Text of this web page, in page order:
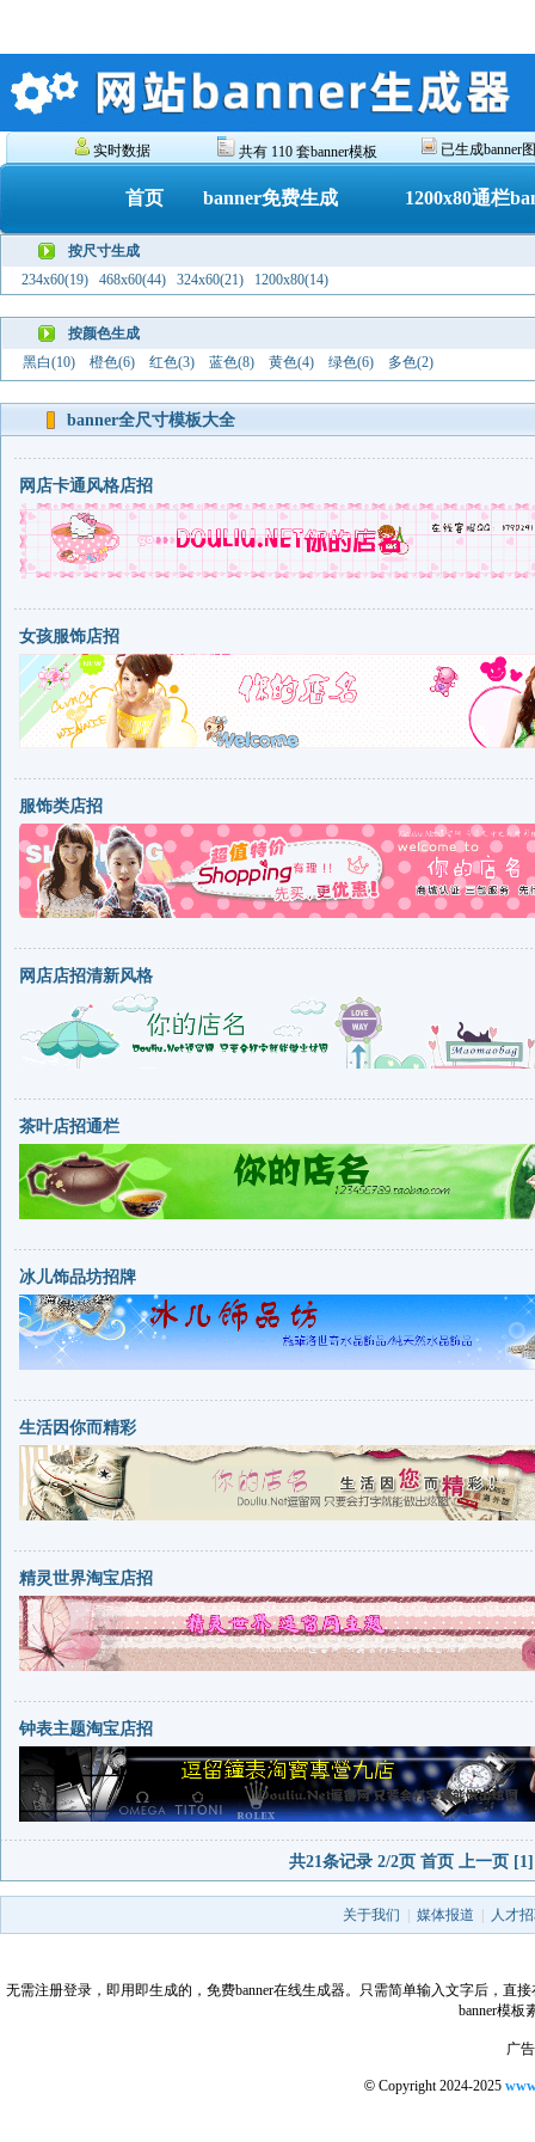
实时数据 共有 110 套banner模板 已生成banner
首页 banner免费生成 1200x80通栏
按尺寸生成
234x60(19)
468x60(44) 324x60(21) 1200x80(14)
按颜色生成
黑白(10)
橙色(6) 红色(3) 蓝色(8) 黄色(4) 绿色(6) 多色(2)
banner全尺寸模板大全
网店卡通风格店招
女孩服饰店招
服饰类店招
网店店招清新风格
茶叶店招通栏
冰儿饰品坊招牌
生活因你而精彩
精灵世界淘宝店招
钟表主题淘宝店招
共21条记录 2/2页 首页 上一页 [1]
关于我们 媒体报道 人才
无需注册登录，即用即生成的，免费banner在线生成器。只需简单输入文字后，直
banner模板
广
© Copyright 2024-2025